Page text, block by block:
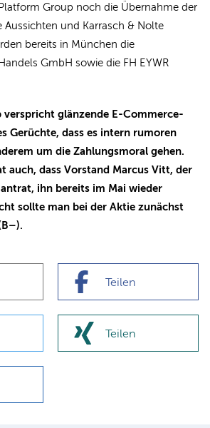
Group noch die Übernahme der
Aussichten und Karrasch & Nolte
bereits in München die
GmbH sowie die FH EYWR
verspricht glänzende E-Commerce-
Gerüchte, dass es intern rumoren
um die Zahlungsmoral gehen.
auch, dass Vorstand Marcus Vitt, der
ihn bereits im Mai wieder
sollte man bei der Aktie zunächst
Teilen
Teilen